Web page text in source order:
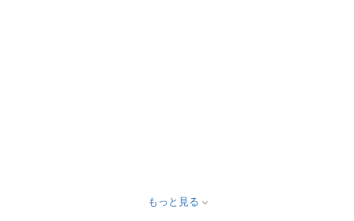
もっと見る